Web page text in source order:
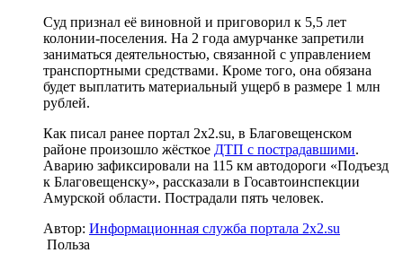
Суд признал её виновной и приговорил к 5,5 лет
колонии-поселения. На 2 года амурчанке запретили
заниматься деятельностью, связанной с управлением
транспортными средствами. Кроме того, она обязана
будет выплатить материальный ущерб в размере 1 млн
рублей.
Как писал ранее портал 2х2.su, в Благовещенском
районе произошло жёсткое ДТП с пострадавшими.
Аварию зафиксировали на 115 км автодороги «Подъезд
к Благовещенску», рассказали в Госавтоинспекции
Амурской области. Пострадали пять человек.
Автор: Информационная служба портала 2x2.su
Польза